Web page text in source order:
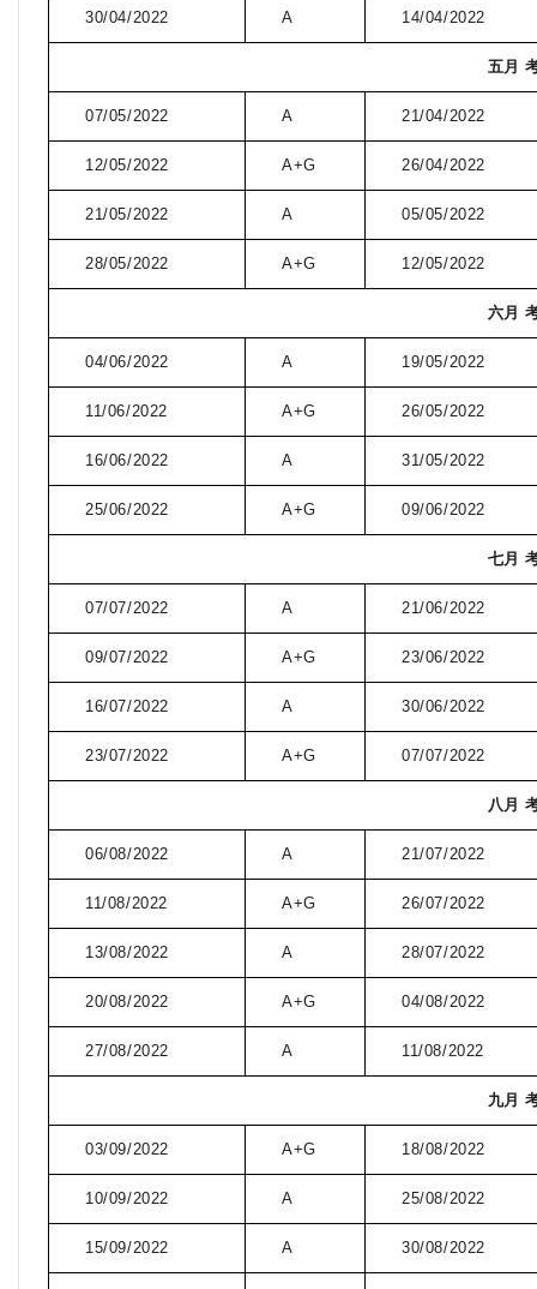
30/04/2022 A 14/04/2022
五月
07/05/2022 A 21/04/2022
12/05/2022 A+G 26/04/2022
21/05/2022 A 05/05/2022
28/05/2022 A+G 12/05/2022
六月
04/06/2022 A 19/05/2022
11/06/2022 A+G 26/05/2022
16/06/2022 A 31/05/2022
25/06/2022 A+G 09/06/2022
七月
07/07/2022 A 21/06/2022
09/07/2022 A+G 23/06/2022
16/07/2022 A 30/06/2022
23/07/2022 A+G 07/07/2022
八月
06/08/2022 A 21/07/2022
11/08/2022 A+G 26/07/2022
13/08/2022 A 28/07/2022
20/08/2022 A+G 04/08/2022
27/08/2022 A 11/08/2022
九月
03/09/2022 A+G 18/08/2022
10/09/2022 A 25/08/2022
15/09/2022 A 30/08/2022